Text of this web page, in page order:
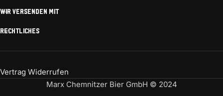
WIR VERSENDEN MIT
RECHTLICHES
Vertrag Widerrufen
Marx Chemnitzer Bier GmbH © 2024